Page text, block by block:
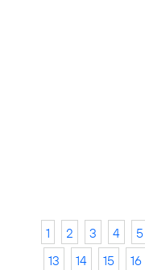
1 2 3 4 5
13
14 15 16